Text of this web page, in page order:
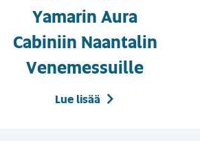
Yamarin Aura
Cabiniin Naantalin
Venemessuille
Lue lisää